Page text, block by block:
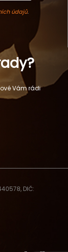
údajů.
Vám rádi
DIČ: